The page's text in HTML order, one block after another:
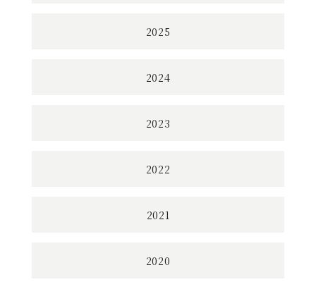
2025
2024
2023
2022
2021
2020